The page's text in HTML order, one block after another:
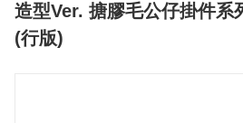
造型Ver. 搪膠毛公仔掛件系
(行版)